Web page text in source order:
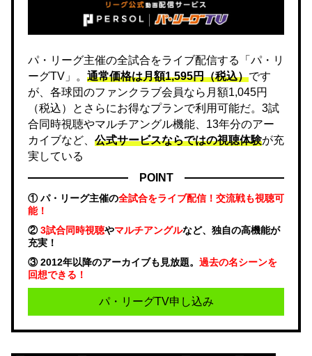
パ・リーグ主催の全試合をライブ配信する「パ・リ
ーグTV」。 通常価格は月額1,595円（税込）です
が、各球団のファンクラブ会員なら月額1,045円
（税込）とさらにお得なプランで利用可能だ。3試
合同時視聴やマルチアングル機能、13年分のアー
カイブなど、 公式サービスならではの視聴体験が充
実している
POINT
① パ・リーグ主催の全試合をライブ配信！交流戦も視聴可
能！
②3試合同時視聴やマルチアングルなど、独自の高機能が
充実！
③ 2012年以降のアーカイブも見放題。 過去の名シーンを
回想できる！
パ・リーグTV申し込み